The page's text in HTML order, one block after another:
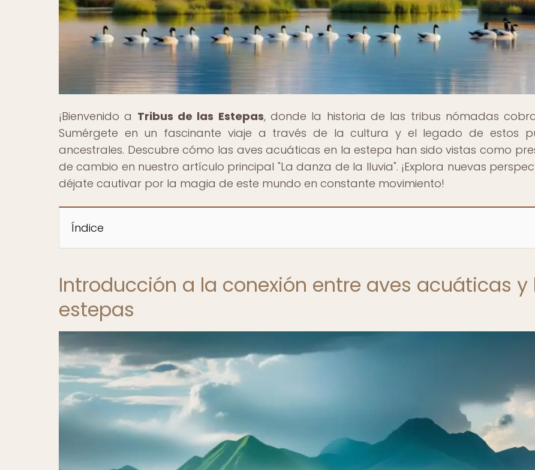
¡Bienvenido a Tribus de las Estepas, donde la historia de las tribus nómadas
Sumérgete en un fascinante viaje a través de la cultura y el legado de estos
ancestrales. Descubre cómo las aves acuáticas en la estepa han sido vistas como
de cambio en nuestro artículo principal "La danza de la lluvia". ¡Explora nuevas
déjate cautivar por la magia de este mundo en constante movimiento!
Índice
Introducción a la conexión entre aves acuáticas y
estepas